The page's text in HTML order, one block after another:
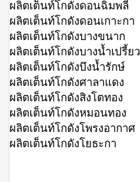
ผลิตเต็นท์โกดังดอนฉิมพลี
ผลิตเต็นท์โกดังดอนเกาะกา
ผลิตเต็นท์โกดังบางขนาก
ผลิตเต็นท์โกดังบางน้ำเปรี้ยว
ผลิตเต็นท์โกดังบึงน้ำรักษ์
ผลิตเต็นท์โกดังศาลาแดง
ผลิตเต็นท์โกดังสิงโตทอง
ผลิตเต็นท์โกดังหมอนทอง
ผลิตเต็นท์โกดังโพรงอากาศ
ผลิตเต็นท์โกดังโยธะกา